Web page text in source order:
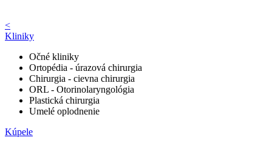
<
Kliniky
Očné kliniky
Ortopédia - úrazová chirurgia
Chirurgia - cievna chirurgia
ORL - Otorinolaryngológia
Plastická chirurgia
Umelé oplodnenie
Kúpele